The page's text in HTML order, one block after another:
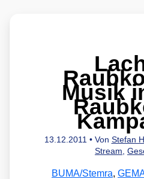
Musik
13.12.2011 • Von Stefan
Stream,
BUMA/Stemra,